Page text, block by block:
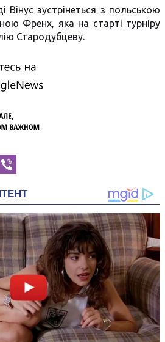
Вінус зустрінеться з польською
Френх, яка на старті турніру
Стародубцеву.